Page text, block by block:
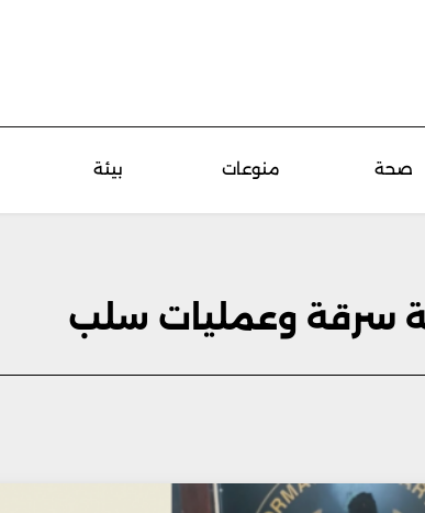
صحة منوعات بيئة
سرقة وعمليات سلب